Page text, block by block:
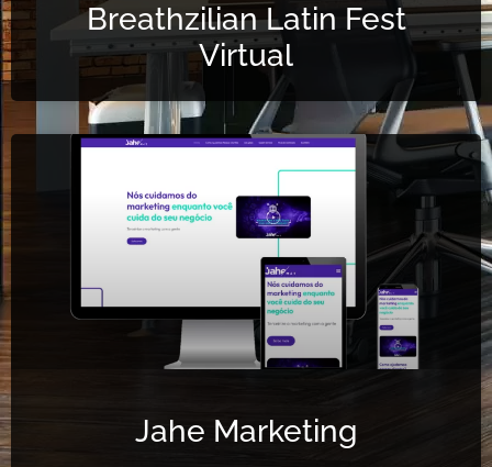
Breathzilian Latin Fest
Virtual
Jahe Marketing